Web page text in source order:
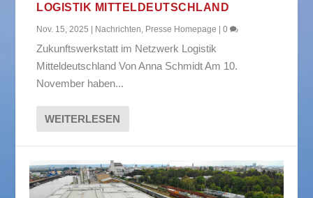
LOGISTIK MITTELDEUTSCHLAND
Nov. 15, 2025 | Nachrichten Presse Homepage |0
Zukunftswerkstatt im Netzwerk Logistik
Mitteldeutschland Von Anna Schmidt Am 10.
November haben...
WEITERLESEN